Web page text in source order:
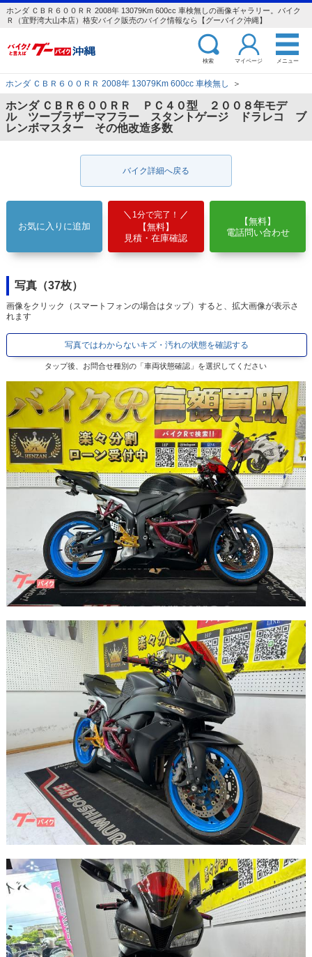
ホンダ ＣＢＲ６００ＲＲ 2008年 13079Km 600cc 車検無しの画像ギャラリー。バイク
Ｒ（宜野湾大山本店）格安バイク販売のバイク情報なら【グーバイク沖縄】
検索 マイページ メニュー
ホンダ ＣＢＲ６００ＲＲ 2008年 13079Km 600cc 車検無し ＞
ホンダ ＣＢＲ６００ＲＲ ＰＣ４０型 ２００８年モデ
ル ツーブラザーマフラー スタントゲージ ドラレコ ブ
レンボマスター その他改造多数
バイク詳細へ戻る
お気に入りに追加
1分で完了！
【無料】
見積・在庫確認
【無料】
電話問い合わせ
写真（37枚）
画像をクリック（スマートフォンの場合はタップ）すると、拡大画像が表示さ
れます
写真ではわからないキズ・汚れの状態を確認する
タップ後、お問合せ種別の「車両状態確認」を選択してください